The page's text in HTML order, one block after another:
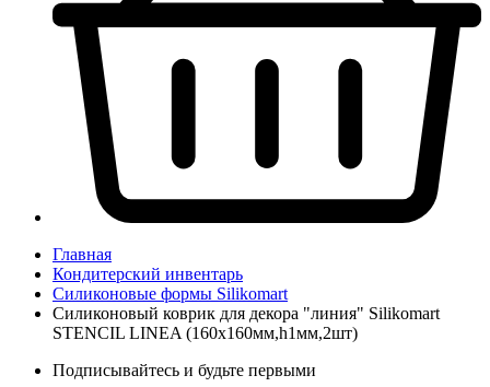
Главная
Кондитерский инвентарь
Силиконовые формы Silikomart
Силиконовый коврик для декора "линия" Silikomart
STENCIL LINEA (160х160мм,h1мм,2шт)
Подписывайтесь и будьте первыми